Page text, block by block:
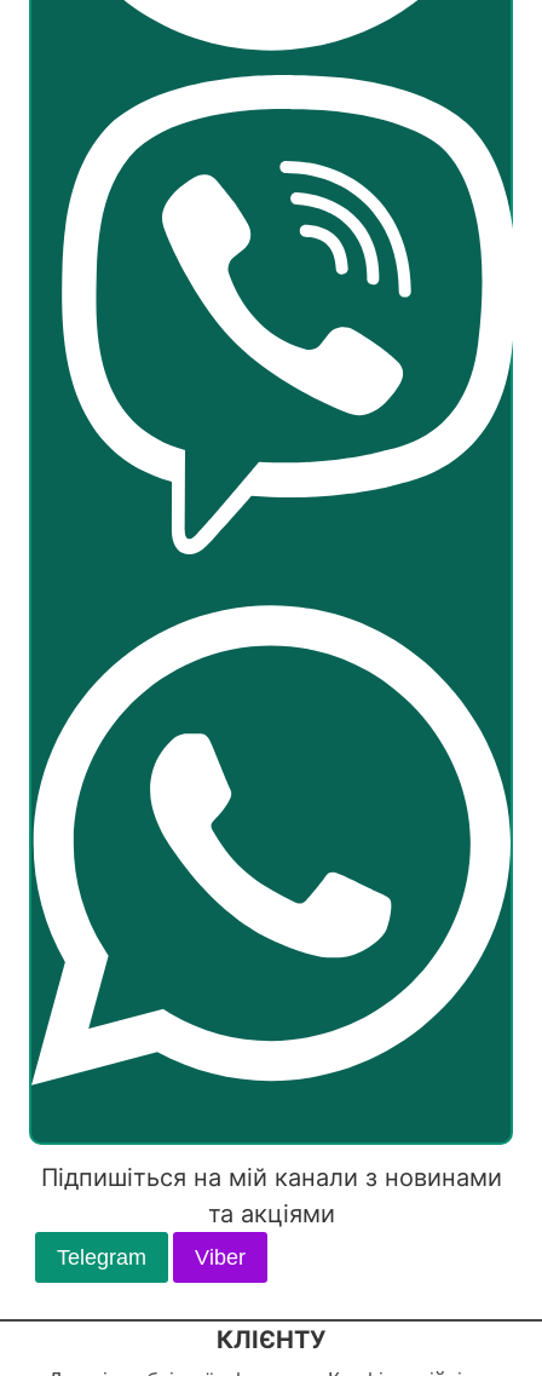
Підпишіться на мій канали з новинами
та акціями
Telegram Viber
КЛІЄНТУ